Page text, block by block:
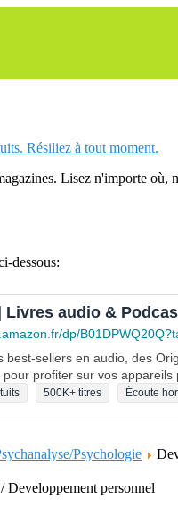
Résiliez à tout moment.
Lisez n'importe où,
dessous:
Livres audio &
dp/
best-sellers en audio, des
profiter sur vos
500K+ titres Écoute
Psychologie
Developpement personnel